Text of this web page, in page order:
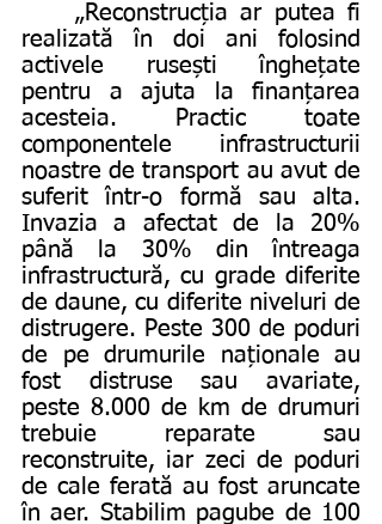
realizată în doi ani folosind
activele rusești înghețate
pentru a ajuta la finanțarea
acesteia. Practic toate
componentele infrastructurii
noastre de transport au avut de
suferit într-o formă sau alta.
Invazia a afectat de la 20%
până la 30% din întreaga
infrastructură, cu grade diferite
de daune, cu diferite niveluri de
distrugere. Peste 300 de poduri
de pe drumurile naționale au
fost distruse sau avariate,
peste 8.000 de km de drumuri
trebuie reparate sau
reconstruite, iar zeci de poduri
de cale ferată au fost aruncate
în aer. Stabilim pagube de 100